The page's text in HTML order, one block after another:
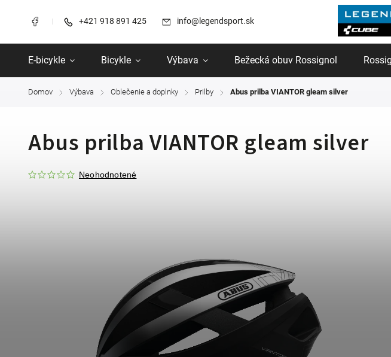
+421 918 891 425 info@legendsport.sk
E-bicykle Bicykle Výbava Bežecká obuv Rossignol
Domov / Výbava / Oblečenie a doplnky / Prilby / Abus prilba VIANTOR gleam silver
Abus prilba VIANTOR gleam silver
Neohodnotené